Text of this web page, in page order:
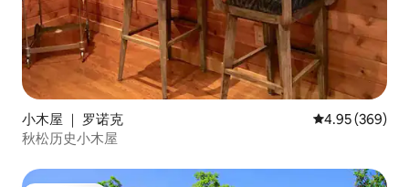
小木屋 ｜ 罗诺克 平均评分 4.95
4.95 (369)
秋松历史小木屋